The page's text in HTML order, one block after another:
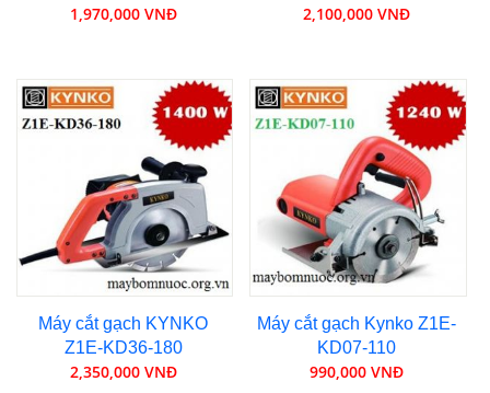
1,970,000 VNĐ 2,100,000 VNĐ
Máy cắt gạch KYNKO
Z1E-KD36-180
2,350,000 VNĐ
Máy cắt gạch Kynko Z1E-
KD07-110
990,000 VNĐ